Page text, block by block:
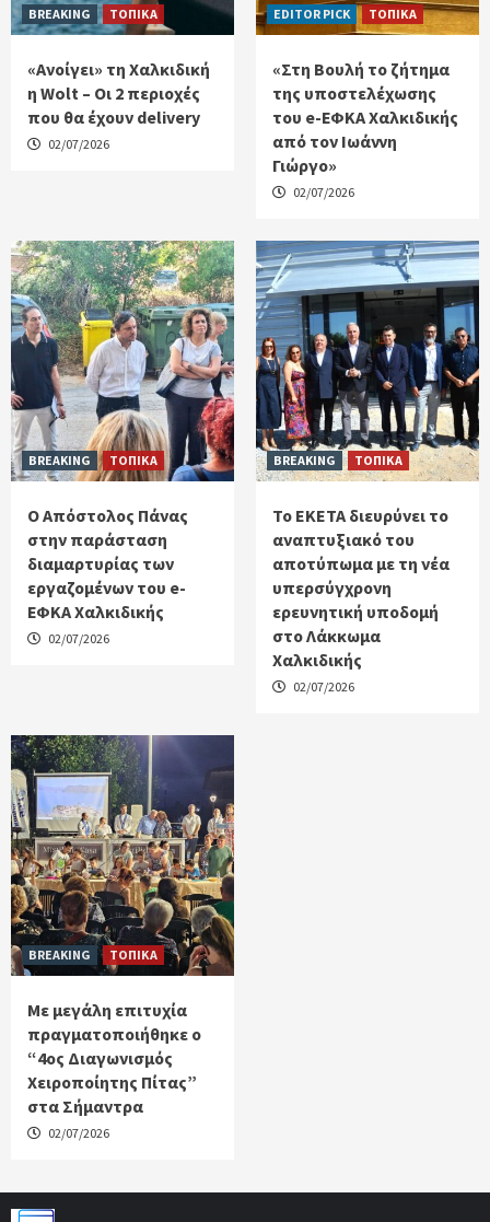
BREAKING ΤΟΠΙΚΑ
«Ανοίγει» τη Χαλκιδική
η Wolt – Οι 2 περιοχές
που θα έχουν delivery
02/07/2026
EDITOR PICK ΤΟΠΙΚΑ
«Στη Βουλή το ζήτημα
της υποστελέχωσης
του e-ΕΦΚΑ Χαλκιδικής
από τον Ιωάννη
Γιώργο»
02/07/2026
BREAKING ΤΟΠΙΚΑ
Ο Απόστολος Πάνας
στην παράσταση
διαμαρτυρίας των
εργαζομένων του e-
ΕΦΚΑ Χαλκιδικής
02/07/2026
BREAKING ΤΟΠΙΚΑ
Το ΕΚΕΤΑ διευρύνει το
αναπτυξιακό του
αποτύπωμα με τη νέα
υπερσύγχρονη
ερευνητική υποδομή
στο Λάκκωμα
Χαλκιδικής
02/07/2026
BREAKING ΤΟΠΙΚΑ
Με μεγάλη επιτυχία
πραγματοποιήθηκε ο
“4ος Διαγωνισμός
Χειροποίητης Πίτας”
στα Σήμαντρα
02/07/2026